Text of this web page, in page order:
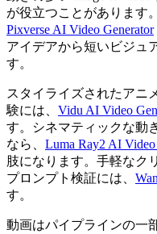
が役立つことがあります
Pixverse AI Video Generator
アイデアから短いビジュ
す。
スタイライズされたアニ
験には、 Vidu AI Video
す。シネマティックな動
なら、 Luma Ray2 AI Video
肢になります。手軽なク
プロンプト検証には、
す。
動画はパイプラインの一